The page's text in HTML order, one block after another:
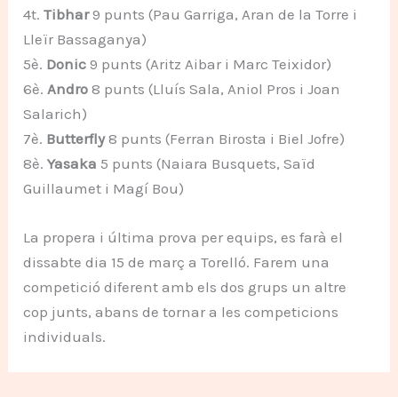
4t.Tibhar9 punts (Pau Garriga, Aran de la Torre i
Lleïr Bassaganya)
5è. Donic 9 punts (Aritz Aibar i Marc Teixidor)
6è.Andro8 punts (Lluís Sala, Aniol Pros i Joan
Salarich)
7è. Butterfly8 punts (Ferran Birosta i Biel Jofre)
8è.Yasaka 5 punts (Naiara Busquets, Saïd
Guillaumet i Magí Bou)
La propera i última prova per equips, es farà el
dissabte dia 15 de març a Torelló. Farem una
competició diferent amb els dos grups un altre
cop junts, abans de tornar a les competicions
individuals.